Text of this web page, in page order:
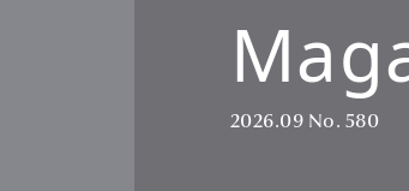
2026.09 No. 580